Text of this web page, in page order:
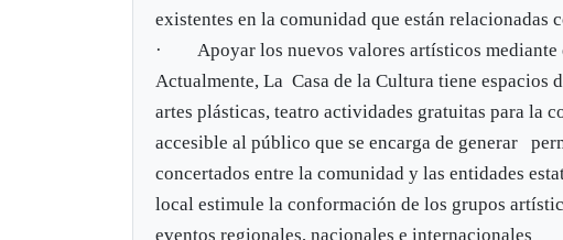
existentes en la comunidad que están relacionadas
· Apoyar los nuevos valores artísticos mediante
Actualmente, La Casa de la Cultura tiene espacios
artes plásticas, teatro actividades gratuitas para la
accesible al público que se encarga de generar
concertados entre la comunidad y las entidades
local estimule la conformación de los grupos
eventos regionales, nacionales e internacionales